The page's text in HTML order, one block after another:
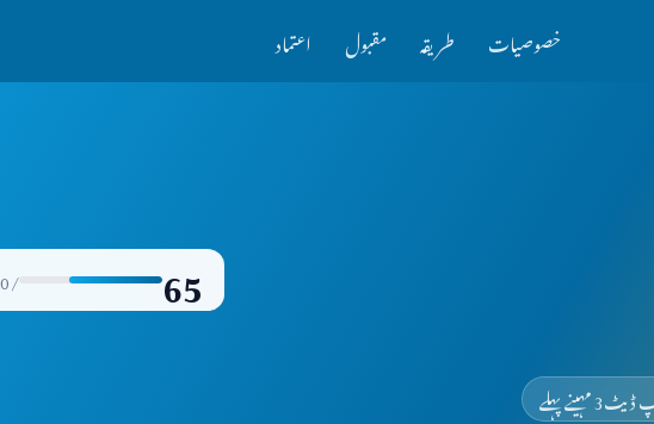
خصوصیات طریقہ مقبول اعتماد
65
/ 100
ڈیٹ3 مہینے پہلے